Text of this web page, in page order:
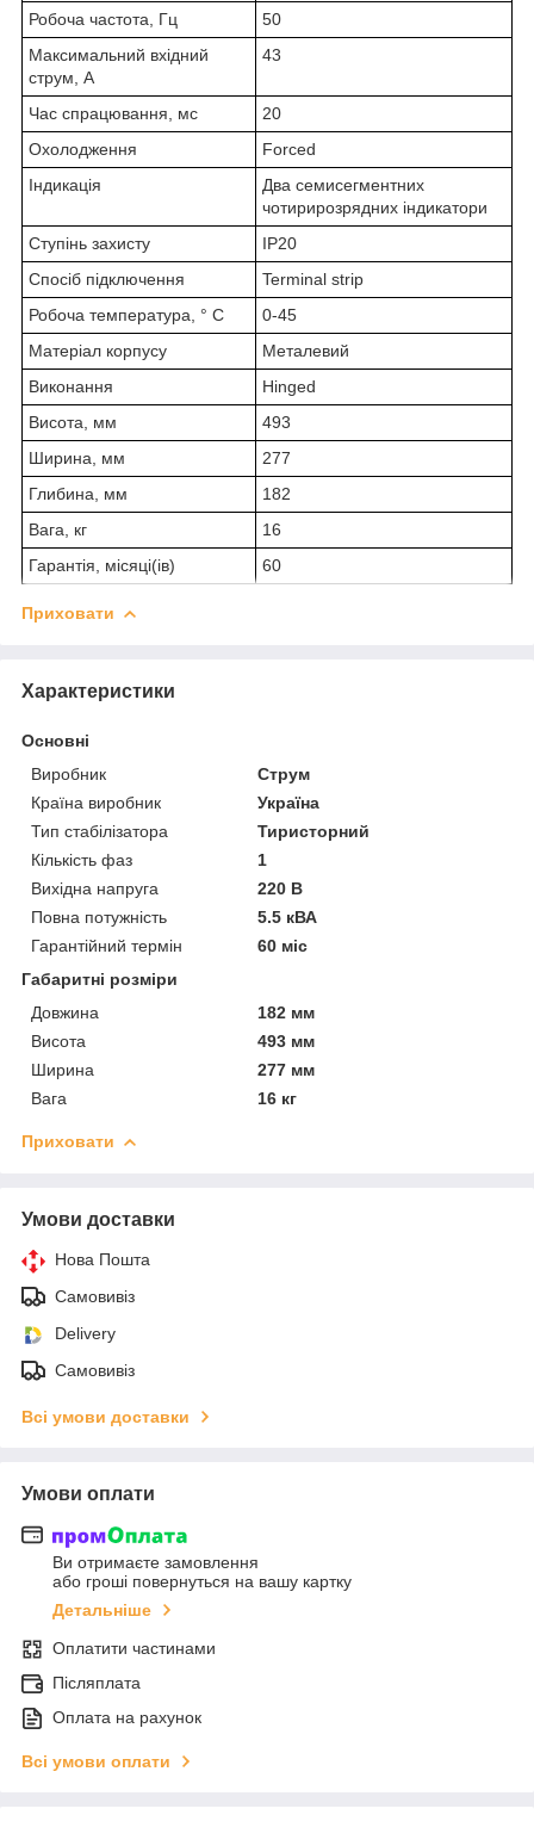
Робоча частота, Гц
50
Максимальний вхідний
струм, А
43
Час спрацювання, мс
20
Охолодження
Forced
Індикація
Два семисегментних
чотирирозрядних індикатори
Ступінь захисту
IP20
Спосіб підключення
Terminal strip
Робоча температура, ° С
0-45
Матеріал корпусу
Металевий
Виконання
Hinged
Висота, мм
493
Ширина, мм
277
Глибина, мм
182
Вага, кг
16
Гарантія, місяці(ів)
60
Приховати
Характеристики
Основні
Виробник
Струм
Країна виробник
Україна
Тип стабілізатора
Тиристорний
Кількість фаз
1
Вихідна напруга
220 В
Повна потужність
5.5 кВА
Гарантійний термін
60 міс
Габаритні розміри
Довжина
182 мм
Висота
493 мм
Ширина
277 мм
Вага
16 кг
Приховати
Умови доставки
Нова Пошта
Самовивіз
Delivery
Самовивіз
Всі умови доставки
Умови оплати
Ви отримаєте замовлення
або гроші повернуться на вашу картку
Детальніше
Оплатити частинами
Післяплата
Оплата на рахунок
Всі умови оплати